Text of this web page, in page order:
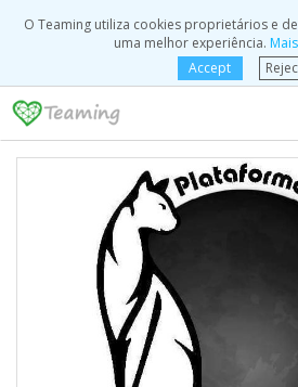
O Teaming utiliza cookies proprietários e
uma melhor experiência.
Accept